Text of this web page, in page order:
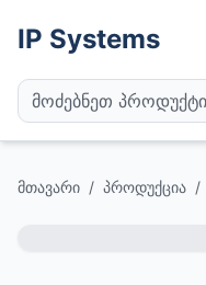
IP Systems
მთავარი / პროდუქცია /